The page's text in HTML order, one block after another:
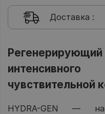
Доставка :
чувствительной
HYDRA-GEN —